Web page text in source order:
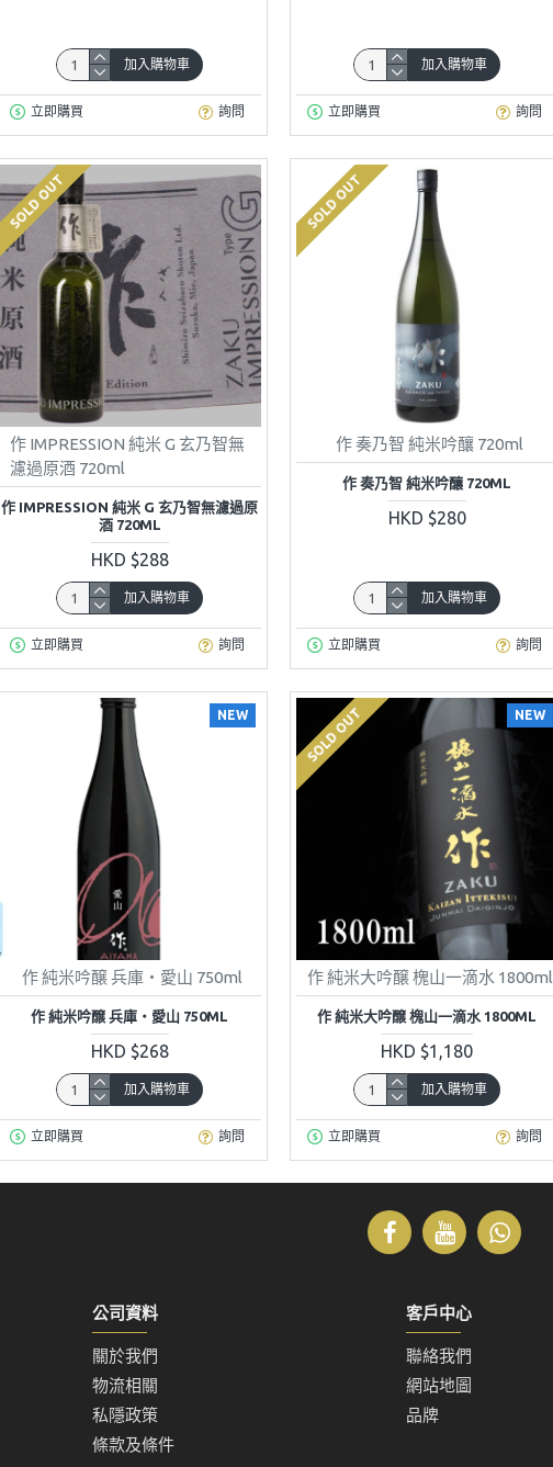
加入購物車
立即購買 詢問
加入購物車
立即購買 詢問
SOLD OUT
作 IMPRESSION 純米 G 玄乃智無
濾過原酒 720ml
作 IMPRESSION 純米 G 玄乃智無濾過原
酒 720ML
HKD $288
加入購物車
立即購買 詢問
SOLD OUT
作 奏乃智 純米吟釀 720ml
作 奏乃智 純米吟釀 720ML
HKD $280
加入購物車
立即購買 詢問
NEW
作 純米吟醸 兵庫・愛山 750ml
作 純米吟醸 兵庫・愛山 750ML
HKD $268
加入購物車
立即購買 詢問
NEW
SOLD OUT
作 純米大吟醸 槐山一滴水 1800ml
作 純米大吟醸 槐山一滴水 1800ML
HKD $1,180
加入購物車
立即購買 詢問
公司資料
關於我們
物流相關
私隱政策
條款及條件
客戶中心
聯絡我們
網站地圖
品牌